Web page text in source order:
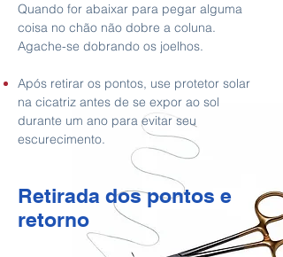
Quando for abaixar para pegar alguma
coisa no chão não dobre a coluna.
Agache-se dobrando os joelhos.
Após retirar os pontos, use protetor solar
na cicatriz antes de se expor ao sol
durante um ano para evitar seu
escurecimento.
Retirada dos pontos e
retorno